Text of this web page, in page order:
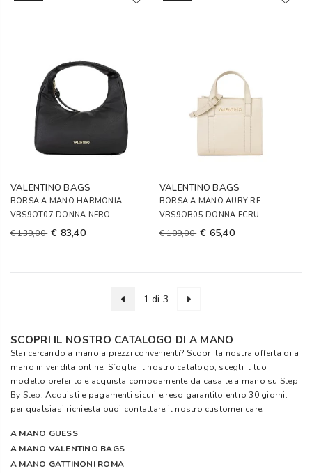
VALENTINO BAGS
BORSA A MANO HARMONIA
VBS9OT07 DONNA NERO
€ 139,00 € 83,40
VALENTINO BAGS
BORSA A MANO AURY RE
VBS9OB05 DONNA ECRU
€ 109,00 € 65,40
1 di 3
SCOPRI IL NOSTRO CATALOGO DI A MANO
Stai cercando a mano a prezzi convenienti? Scopri la nostra offerta di a
mano in vendita online. Sfoglia il nostro catalogo, scegli il tuo
modello preferito e acquista comodamente da casa le a mano su Step
By Step. Acquisti e pagamenti sicuri e reso garantito entro 30 giorni:
per qualsiasi richiesta puoi contattare il nostro customer care.
A MANO GUESS
A MANO VALENTINO BAGS
A MANO GATTINONI ROMA